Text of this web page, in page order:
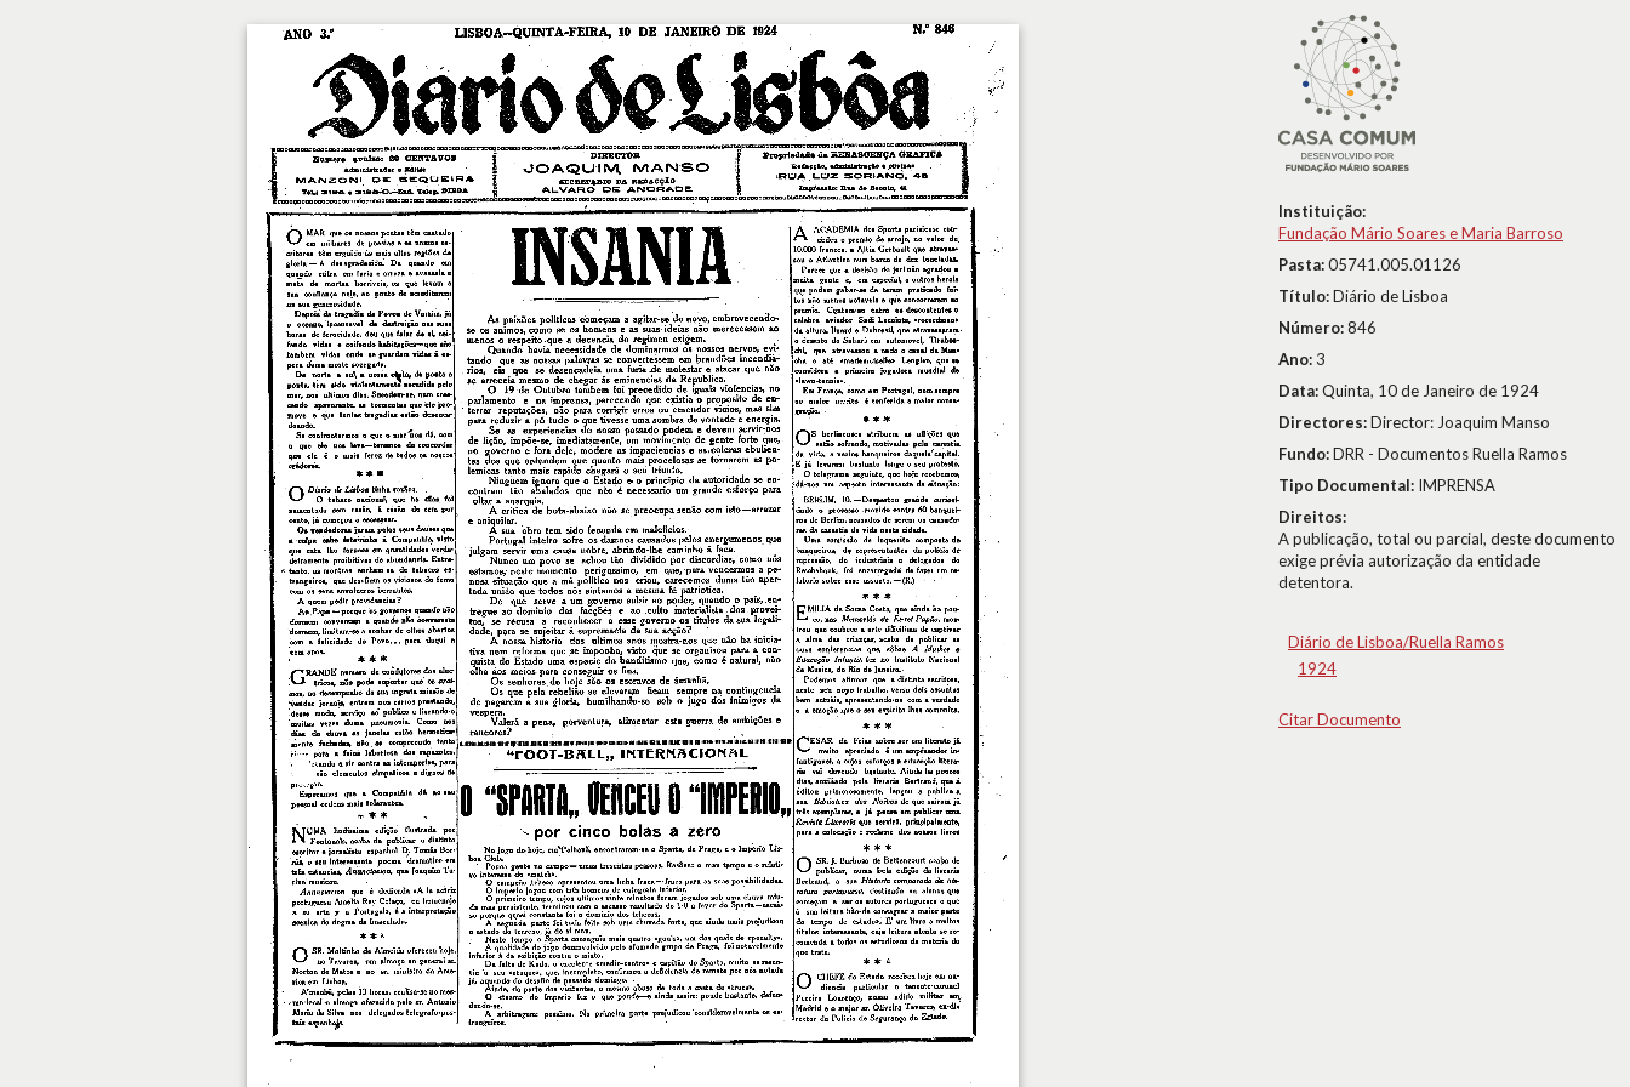
Instituição:
Fundação Mário Soares e Maria Barroso
Pasta:05741.005.01126
Título:Diário de Lisboa
Número:846
Ano:3
Data:Quinta, 10 de Janeiro de 1924
Directores:Director: Joaquim Manso
Fundo:DRR - Documentos Ruella Ramos
Tipo Documental: IMPRENSA
Direitos:
A publicação, total ou parcial, deste documento
exige prévia autorização da entidade
detentora.
Diário de Lisboa/Ruella Ramos
1924
Citar Documento